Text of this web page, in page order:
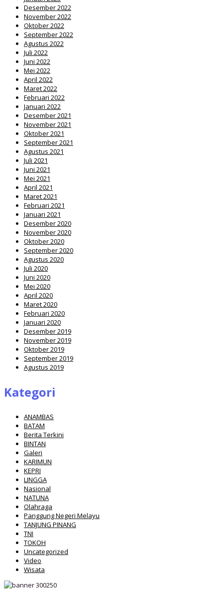
Desember 2022
November 2022
Oktober 2022
September 2022
Agustus 2022
Juli 2022
Juni 2022
Mei 2022
April 2022
Maret 2022
Februari 2022
Januari 2022
Desember 2021
November 2021
Oktober 2021
September 2021
Agustus 2021
Juli 2021
Juni 2021
Mei 2021
April 2021
Maret 2021
Februari 2021
Januari 2021
Desember 2020
November 2020
Oktober 2020
September 2020
Agustus 2020
Juli 2020
Juni 2020
Mei 2020
April 2020
Maret 2020
Februari 2020
Januari 2020
Desember 2019
November 2019
Oktober 2019
September 2019
Agustus 2019
Kategori
ANAMBAS
BATAM
Berita Terkini
BINTAN
Galeri
KARIMUN
KEPRI
LINGGA
Nasional
NATUNA
Olahraga
Panggung Negeri Melayu
TANJUNG PINANG
TNI
TOKOH
Uncategorized
Video
Wisata